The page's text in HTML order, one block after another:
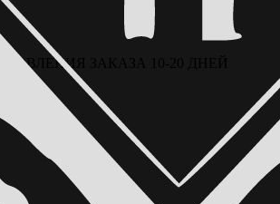
ЧЕРЕЗ
Т-БАНКА
ЗАКАЗА 10-20 ДНЕЙ